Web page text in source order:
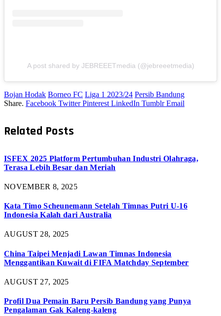
A post shared by JEBREEETmedia (@jebreeetmedia)
Bojan Hodak Borneo FC Liga 1 2023/24 Persib Bandung
Share. Facebook Twitter Pinterest LinkedIn Tumblr Email
Related Posts
ISFEX 2025 Platform Pertumbuhan Industri Olahraga,
Terasa Lebih Besar dan Meriah
NOVEMBER 8, 2025
Kata Timo Scheunemann Setelah Timnas Putri U-16
Indonesia Kalah dari Australia
AUGUST 28, 2025
China Taipei Menjadi Lawan Timnas Indonesia
Menggantikan Kuwait di FIFA Matchday September
AUGUST 27, 2025
Profil Dua Pemain Baru Persib Bandung yang Punya
Pengalaman Gak Kaleng-kaleng